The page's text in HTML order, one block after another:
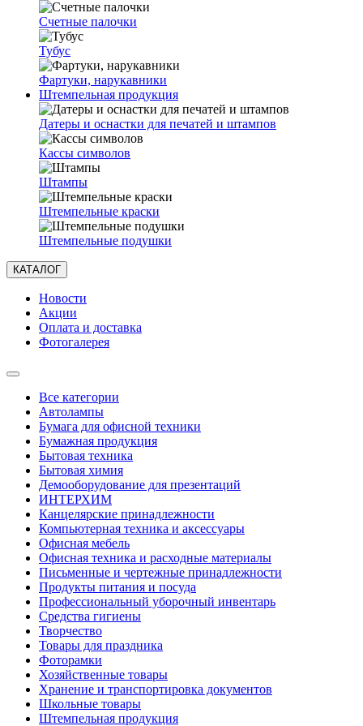
Счетные палочки
Тубус
Фартуки, нарукавники
Штемпельная продукция
Датеры и оснастки для печатей и штампов
Кассы символов
Штампы
Штемпельные краски
Штемпельные подушки
КАТАЛОГ
Новости
Акции
Оплата и доставка
Фотогалерея
Все категории
Автолампы
Бумага для офисной техники
Бумажная продукция
Бытовая техника
Бытовая химия
Демооборудование для презентаций
ИНТЕРХИМ
Канцелярские принадлежности
Компьютерная техника и аксессуары
Офисная мебель
Офисная техника и расходные материалы
Письменные и чертежные принадлежности
Продукты питания и посуда
Профессиональный уборочный инвентарь
Средства гигиены
Творчество
Товары для праздника
Фоторамки
Хозяйственные товары
Хранение и транспортировка документов
Школьные товары
Штемпельная продукция